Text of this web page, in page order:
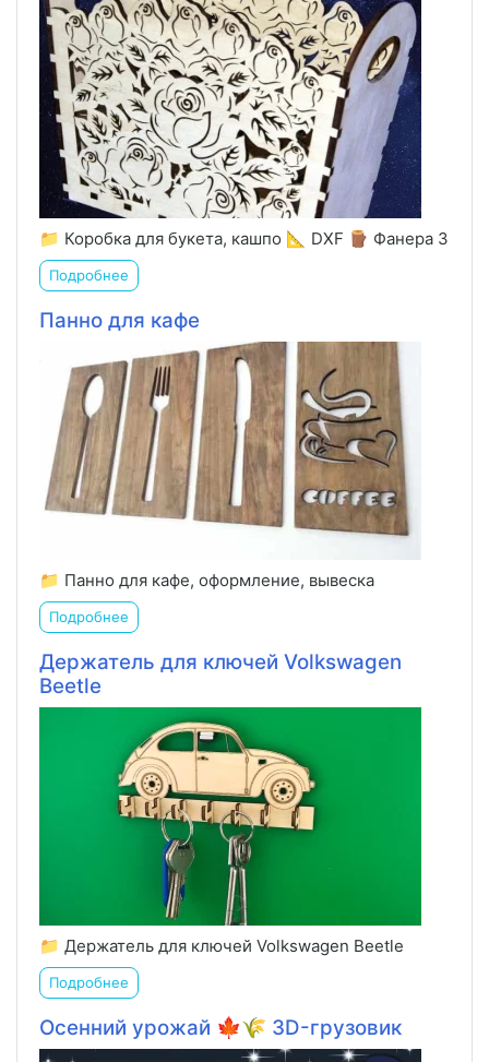
📁 Коробка для букета, кашпо 📐 DXF 🪵 Фанера 3
Подробнее
Панно для кафе
📁 Панно для кафе, оформление, вывеска
Подробнее
Держатель для ключей Volkswagen
Beetle
📁 Держатель для ключей Volkswagen Beetle
Подробнее
Осенний урожай 🍁🌾 3D-грузовик